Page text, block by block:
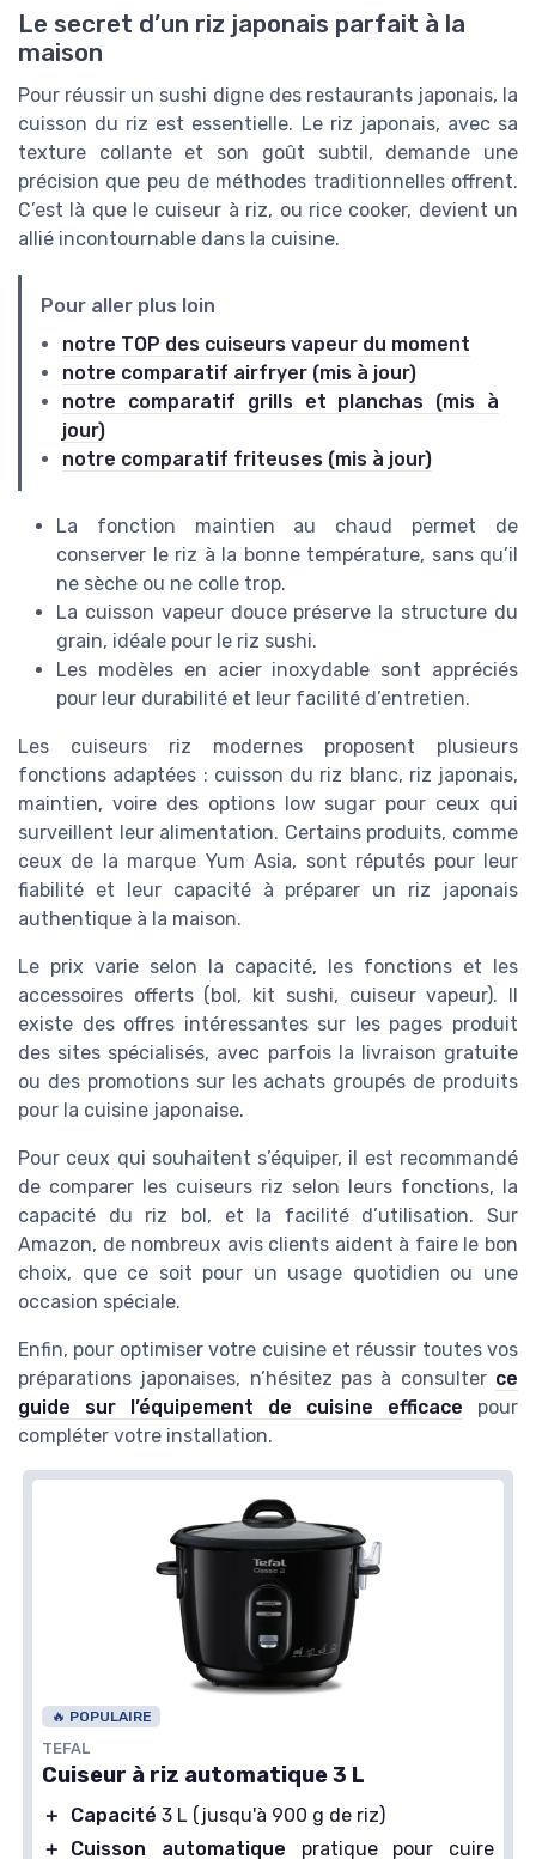
Le secret d’un riz japonais parfait à la
maison
Pour réussir un sushi digne des restaurants japonais, la
cuisson du riz est essentielle. Le riz japonais, avec sa
texture collante et son goût subtil, demande une
précision que peu de méthodes traditionnelles offrent.
C’est là que le cuiseur à riz, ou rice cooker, devient un
allié incontournable dans la cuisine.
Pour aller plus loin
notre TOP des cuiseurs vapeur du moment
notre comparatif airfryer (mis à jour)
notre comparatif grills et planchas (mis à
jour)
notre comparatif friteuses (mis à jour)
La fonction maintien au chaud permet de
conserver le riz à la bonne température, sans qu’il
ne sèche ou ne colle trop.
La cuisson vapeur douce préserve la structure du
grain, idéale pour le riz sushi.
Les modèles en acier inoxydable sont appréciés
pour leur durabilité et leur facilité d’entretien.
Les cuiseurs riz modernes proposent plusieurs
fonctions adaptées : cuisson du riz blanc, riz japonais,
maintien, voire des options low sugar pour ceux qui
surveillent leur alimentation. Certains produits, comme
ceux de la marque Yum Asia, sont réputés pour leur
fiabilité et leur capacité à préparer un riz japonais
authentique à la maison.
Le prix varie selon la capacité, les fonctions et les
accessoires offerts (bol, kit sushi, cuiseur vapeur). Il
existe des offres intéressantes sur les pages produit
des sites spécialisés, avec parfois la livraison gratuite
ou des promotions sur les achats groupés de produits
pour la cuisine japonaise.
Pour ceux qui souhaitent s’équiper, il est recommandé
de comparer les cuiseurs riz selon leurs fonctions, la
capacité du riz bol, et la facilité d’utilisation. Sur
Amazon, de nombreux avis clients aident à faire le bon
choix, que ce soit pour un usage quotidien ou une
occasion spéciale.
Enfin, pour optimiser votre cuisine et réussir toutes vos
préparations japonaises, n’hésitez pas à consulter ce
guide sur l’équipement de cuisine efficace pour
compléter votre installation.
🔥 POPULAIRE
TEFAL
Cuiseur à riz automatique 3 L
＋ Capacité 3 L (jusqu'à 900 g de riz)
＋
Cuisson automatique pratique pour cuire